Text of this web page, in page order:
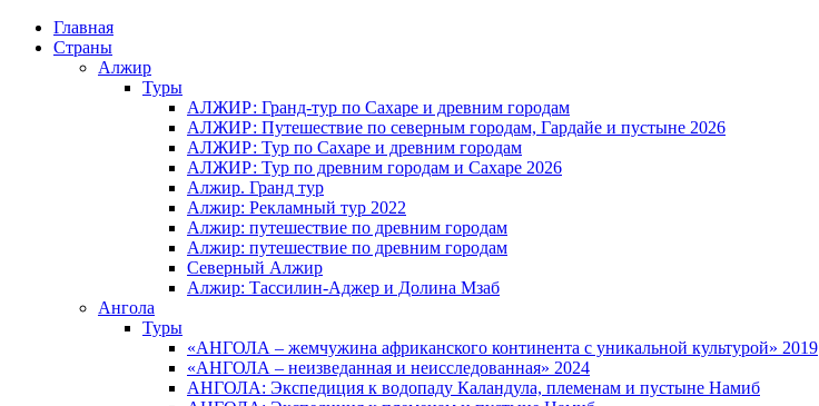
Главная
Страны
Алжир
Туры
АЛЖИР: Гранд-тур по Сахаре и древним городам
АЛЖИР: Путешествие по северным городам, Гардайе и пустыне 2026
АЛЖИР: Тур по Сахаре и древним городам
АЛЖИР: Тур по древним городам и Сахаре 2026
Алжир. Гранд тур
Алжир: Рекламный тур 2022
Алжир: путешествие по древним городам
Алжир: путешествие по древним городам
Северный Алжир
Алжир: Тассилин-Аджер и Долина Мзаб
Ангола
Туры
«АНГОЛА – жемчужина африканского континента с уникальной культурой» 2019
«АНГОЛА – неизведанная и неисследованная» 2024
АНГОЛА: Экспедиция к водопаду Каландула, племенам и пустыне Намиб